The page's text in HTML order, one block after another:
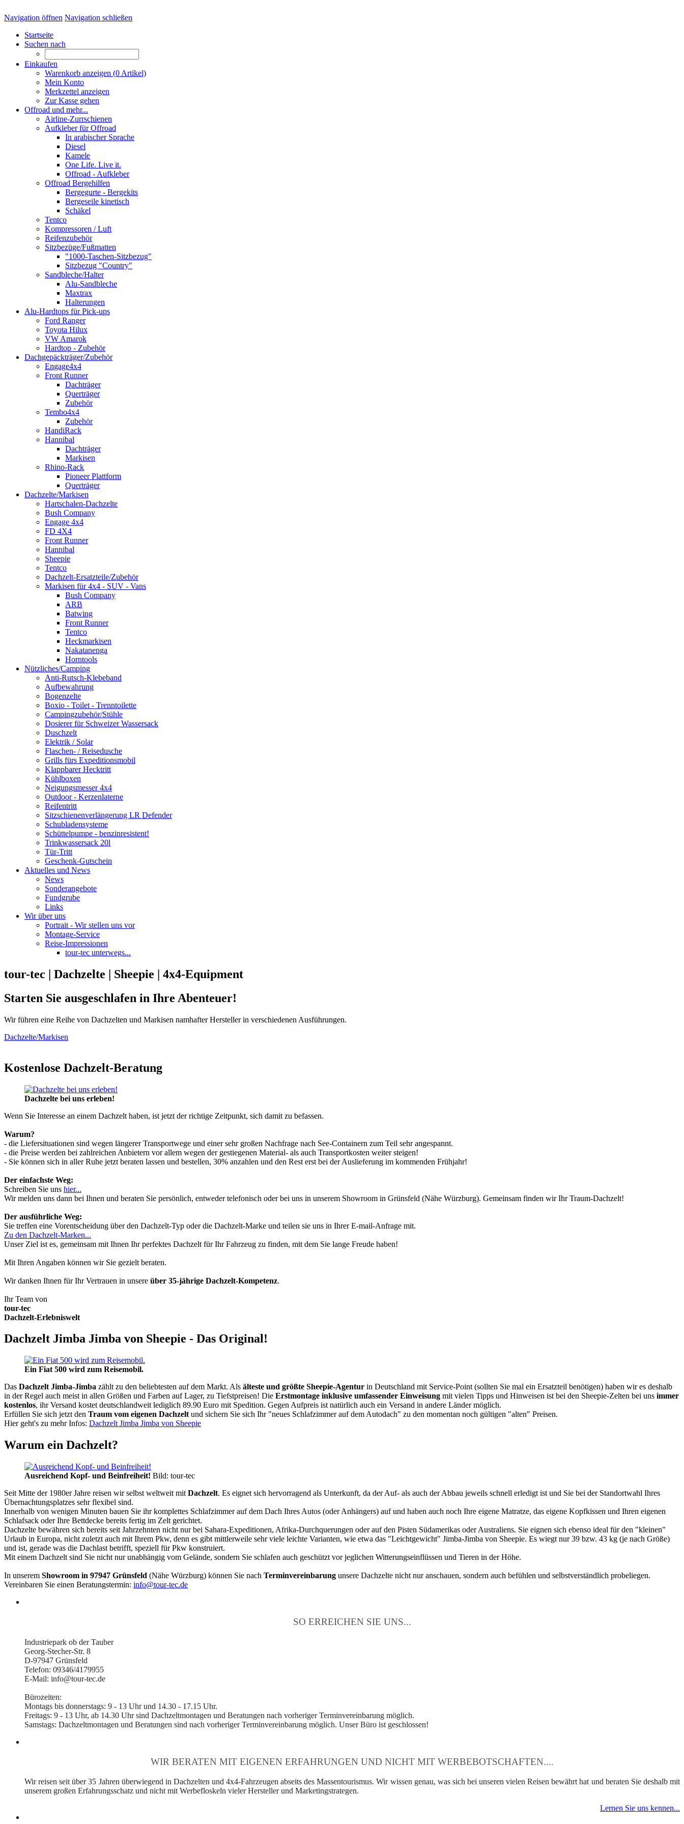
Navigation öffnen Navigation schließen
Startseite
Suchen nach
Einkaufen
Warenkorb anzeigen (0 Artikel)
Mein Konto
Merkzettel anzeigen
Zur Kasse gehen
Offroad und mehr...
Airline-Zurrschienen
Aufkleber für Offroad
In arabischer Sprache
Diesel
Kamele
One Life. Live it.
Offroad - Aufkleber
Offroad Bergehilfen
Bergegurte - Bergekits
Bergeseile kinetisch
Schäkel
Tentco
Kompressoren / Luft
Reifenzubehör
Sitzbezüge/Fußmatten
"1000-Taschen-Sitzbezug"
Sitzbezug "Country"
Sandbleche/Halter
Alu-Sandbleche
Maxtrax
Halterungen
Alu-Hardtops für Pick-ups
Ford Ranger
Toyota Hilux
VW Amarok
Hardtop - Zubehör
Dachgepäckträger/Zubehör
Engage4x4
Front Runner
Dachträger
Querträger
Zubehör
Tembo4x4
Zubehör
HandiRack
Hannibal
Dachträger
Markisen
Rhino-Rack
Pioneer Plattform
Querträger
Dachzelte/Markisen
Hartschalen-Dachzelte
Bush Company
Engage 4x4
FD 4X4
Front Runner
Hannibal
Sheepie
Tentco
Dachzelt-Ersatzteile/Zubehör
Markisen für 4x4 - SUV - Vans
Bush Company
ARB
Batwing
Front Runner
Tentco
Heckmarkisen
Nakatanenga
Horntools
Nützliches/Camping
Anti-Rutsch-Klebeband
Aufbewahrung
Bogenzelte
Boxio - Toilet - Trenntoilette
Campingzubehör/Stühle
Dosierer für Schweizer Wassersack
Duschzelt
Elektrik / Solar
Flaschen- / Reisedusche
Grills fürs Expeditionsmobil
Klappbarer Hecktritt
Kühlboxen
Neigungsmesser 4x4
Outdoor - Kerzenlaterne
Reifentritt
Sitzschienenverlängerung LR Defender
Schubladensysteme
Schüttelpumpe - benzinresistent!
Trinkwassersack 20l
Tür-Tritt
Geschenk-Gutschein
Aktuelles und News
News
Sonderangebote
Fundgrube
Links
Wir über uns
Portrait - Wir stellen uns vor
Montage-Service
Reise-Impressionen
tour-tec unterwegs...
tour-tec | Dachzelte | Sheepie | 4x4-Equipment
Starten Sie ausgeschlafen in Ihre Abenteuer!
Wir führen eine Reihe von Dachzelten und Markisen namhafter Hersteller in verschiedenen Ausführungen.
Dachzelte/Markisen
Kostenlose Dachzelt-Beratung
Dachzelte bei uns erleben!
Wenn Sie Interesse an einem Dachzelt haben, ist jetzt der richtige Zeitpunkt, sich damit zu befassen.
Warum?
- die Liefersituationen sind wegen längerer Transportwege und einer sehr großen Nachfrage nach See-Containern zum Teil sehr angespannt.
- die Preise werden bei zahlreichen Anbietern vor allem wegen der gestiegenen Material- als auch Transportkosten weiter steigen!
- Sie können sich in aller Ruhe jetzt beraten lassen und bestellen, 30% anzahlen und den Rest erst bei der Auslieferung im kommenden Frühjahr!
Der einfachste Weg:
Schreiben Sie uns hier...
Wir melden uns dann bei Ihnen und beraten Sie persönlich, entweder telefonisch oder bei uns in unserem Showroom in Grünsfeld (Nähe Würzburg). Gemeinsam finden wir Ihr Traum-Dachzelt!
Der ausführliche Weg:
Sie treffen eine Vorentscheidung über den Dachzelt-Typ oder die Dachzelt-Marke und teilen sie uns in Ihrer E-mail-Anfrage mit.
Zu den Dachzelt-Marken...
Unser Ziel ist es, gemeinsam mit Ihnen Ihr perfektes Dachzelt für Ihr Fahrzeug zu finden, mit dem Sie lange Freude haben!
Mit Ihren Angaben können wir Sie gezielt beraten.
Wir danken Ihnen für Ihr Vertrauen in unsere über 35-jährige Dachzelt-Kompetenz.
Ihr Team von
tour-tec
Dachzelt-Erlebniswelt
Dachzelt Jimba Jimba von Sheepie - Das Original!
Ein Fiat 500 wird zum Reisemobil.
Das Dachzelt Jimba-Jimba zählt zu den beliebtesten auf dem Markt. Als älteste und größte Sheepie-Agentur in Deutschland mit Service-Point (sollten Sie mal ein Ersatzteil benötigen) haben wir es deshalb
in der Regel auch meist in allen Größen und Farben auf Lager, zu Tiefstpreisen! Die Erstmontage inklusive umfassender Einweisung mit vielen Tipps und Hinweisen ist bei den Sheepie-Zelten bei uns immer
kostenlos, ihr Versand kostet deutschlandweit lediglich 89.90 Euro mit Spedition. Gegen Aufpreis ist natürlich auch ein Versand in andere Länder möglich.
Erfüllen Sie sich jetzt den Traum vom eigenen Dachzelt und sichern Sie sich Ihr "neues Schlafzimmer auf dem Autodach" zu den momentan noch gültigen "alten" Preisen.
Hier geht's zu mehr Infos: Dachzelt Jimba Jimba von Sheepie
Warum ein Dachzelt?
Ausreichend Kopf- und Beinfreiheit! Bild: tour-tec
Seit Mitte der 1980er Jahre reisen wir selbst weltweit mit Dachzelt. Es eignet sich hervorragend als Unterkunft, da der Auf- als auch der Abbau jeweils schnell erledigt ist und Sie bei der Standortwahl Ihres
Übernachtungsplatzes sehr flexibel sind.
Innerhalb von wenigen Minuten bauen Sie ihr komplettes Schlafzimmer auf dem Dach Ihres Autos (oder Anhängers) auf und haben auch noch Ihre eigene Matratze, das eigene Kopfkissen und Ihren eigenen
Schlafsack oder Ihre Bettdecke bereits fertig im Zelt gerichtet.
Dachzelte bewähren sich bereits seit Jahrzehnten nicht nur bei Sahara-Expeditionen, Afrika-Durchquerungen oder auf den Pisten Südamerikas oder Australiens. Sie eignen sich ebenso ideal für den "kleinen"
Urlaub in Europa, nicht zuletzt auch mit Ihrem Pkw, denn es gibt mittlerweile sehr viele leichte Varianten, wie etwa das "Leichtgewicht" Jimba-Jimba von Sheepie. Es wiegt nur 39 bzw. 43 kg (je nach Größe)
und ist, gerade was die Dachlast betrifft, speziell für Pkw konstruiert.
Mit einem Dachzelt sind Sie nicht nur unabhängig vom Gelände, sondern Sie schlafen auch geschützt vor jeglichen Witterungseinflüssen und Tieren in der Höhe.
In unserem Showroom in 97947 Grünsfeld (Nähe Würzburg) können Sie nach Terminvereinbarung unsere Dachzelte nicht nur anschauen, sondern auch befühlen und selbstverständlich probeliegen.
Vereinbaren Sie einen Beratungstermin: info@tour-tec.de
SO ERREICHEN SIE UNS...
Industriepark ob der Tauber
Georg-Stecher-Str. 8
D-97947 Grünsfeld
Telefon: 09346/4179955
E-Mail: info@tour-tec.de
Bürozeiten:
Montags bis donnerstags: 9 - 13 Uhr und 14.30 - 17.15 Uhr.
Freitags: 9 - 13 Uhr, ab 14.30 Uhr sind Dachzeltmontagen und Beratungen nach vorheriger Terminvereinbarung möglich.
Samstags: Dachzeltmontagen und Beratungen sind nach vorheriger Terminvereinbarung möglich. Unser Büro ist geschlossen!
WIR BERATEN MIT EIGENEN ERFAHRUNGEN UND NICHT MIT WERBEBOTSCHAFTEN....
Wir reisen seit über 35 Jahren überwiegend in Dachzelten und 4x4-Fahrzeugen abseits des Massentourismus. Wir wissen genau, was sich bei unseren vielen Reisen bewährt hat und beraten Sie deshalb mit
unserem großen Erfahrungsschatz und nicht mit Werbefloskeln vieler Hersteller und Marketingstrategen.
Lernen Sie uns kennen...